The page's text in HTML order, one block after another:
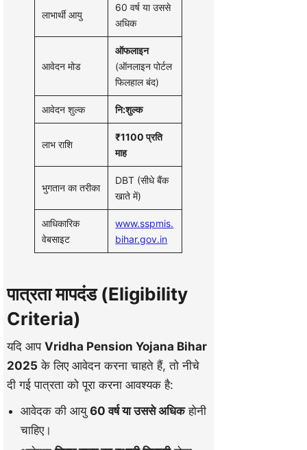
लाभार्थी आयु
60 वर्ष या उससे
अधिक
आवेदन मोड
ऑफलाइन
(ऑनलाइन पोर्टल
फिलहाल बंद)
आवेदन शुल्क नि:शुल्क
लाभ राशि
₹1100 प्रति
माह
भुगतान का तरीका
DBT (सीधे बैंक
खाते में)
आधिकारिक
वेबसाइट
www.sspmis.
bihar.gov.in
पात्रता मापदंड (Eligibility
Criteria)
यदि आप Vridha Pension Yojana Bihar
2025 के लिए आवेदन करना चाहते हैं, तो नीचे
दी गई पात्रता को पूरा करना आवश्यक है:
आवेदक की आयु 60 वर्ष या उससे अधिकहोनी
चाहिए।